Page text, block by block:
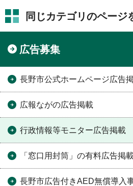
同じカテゴリのページ
広告募集
長野市公式ホームページ広告
広報ながの広告掲載
行政情報等モニター広告掲載
「窓口用封筒」の有料広告掲
長野市広告付きAED無償導入